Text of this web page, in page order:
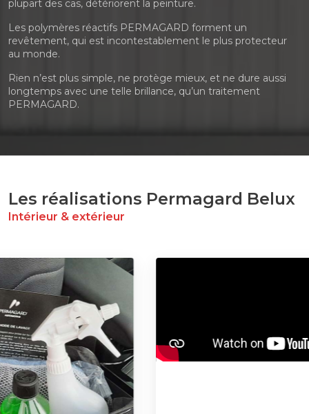
plupart des cas, détériorent la peinture.
Les polymères réactifs PERMAGARD forment un
revêtement, qui est incontestablement le plus protecteur
au monde.
Rien n’est plus simple, ne protège mieux, et ne dure aussi
longtemps avec une telle brillance, qu’un traitement
PERMAGARD.
Les réalisations Permagard Belux
Intérieur & extérieur